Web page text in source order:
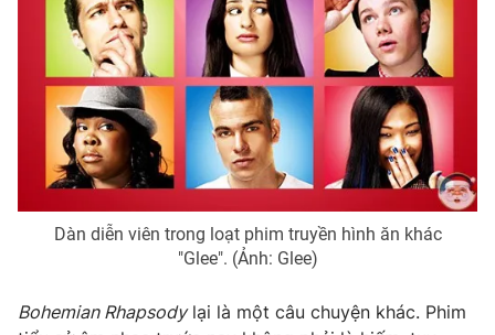
Dàn diễn viên trong loạt phim truyền hình ăn khác
"Glee". (Ảnh: Glee)
Bohemian Rhapsodylại là một câu chuyện khác. Phim